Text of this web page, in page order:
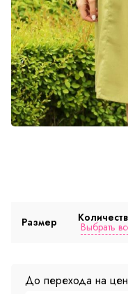
Размер Выбрать
До перехода на